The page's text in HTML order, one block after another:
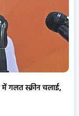
में गलत स्क्रीन चलाई,